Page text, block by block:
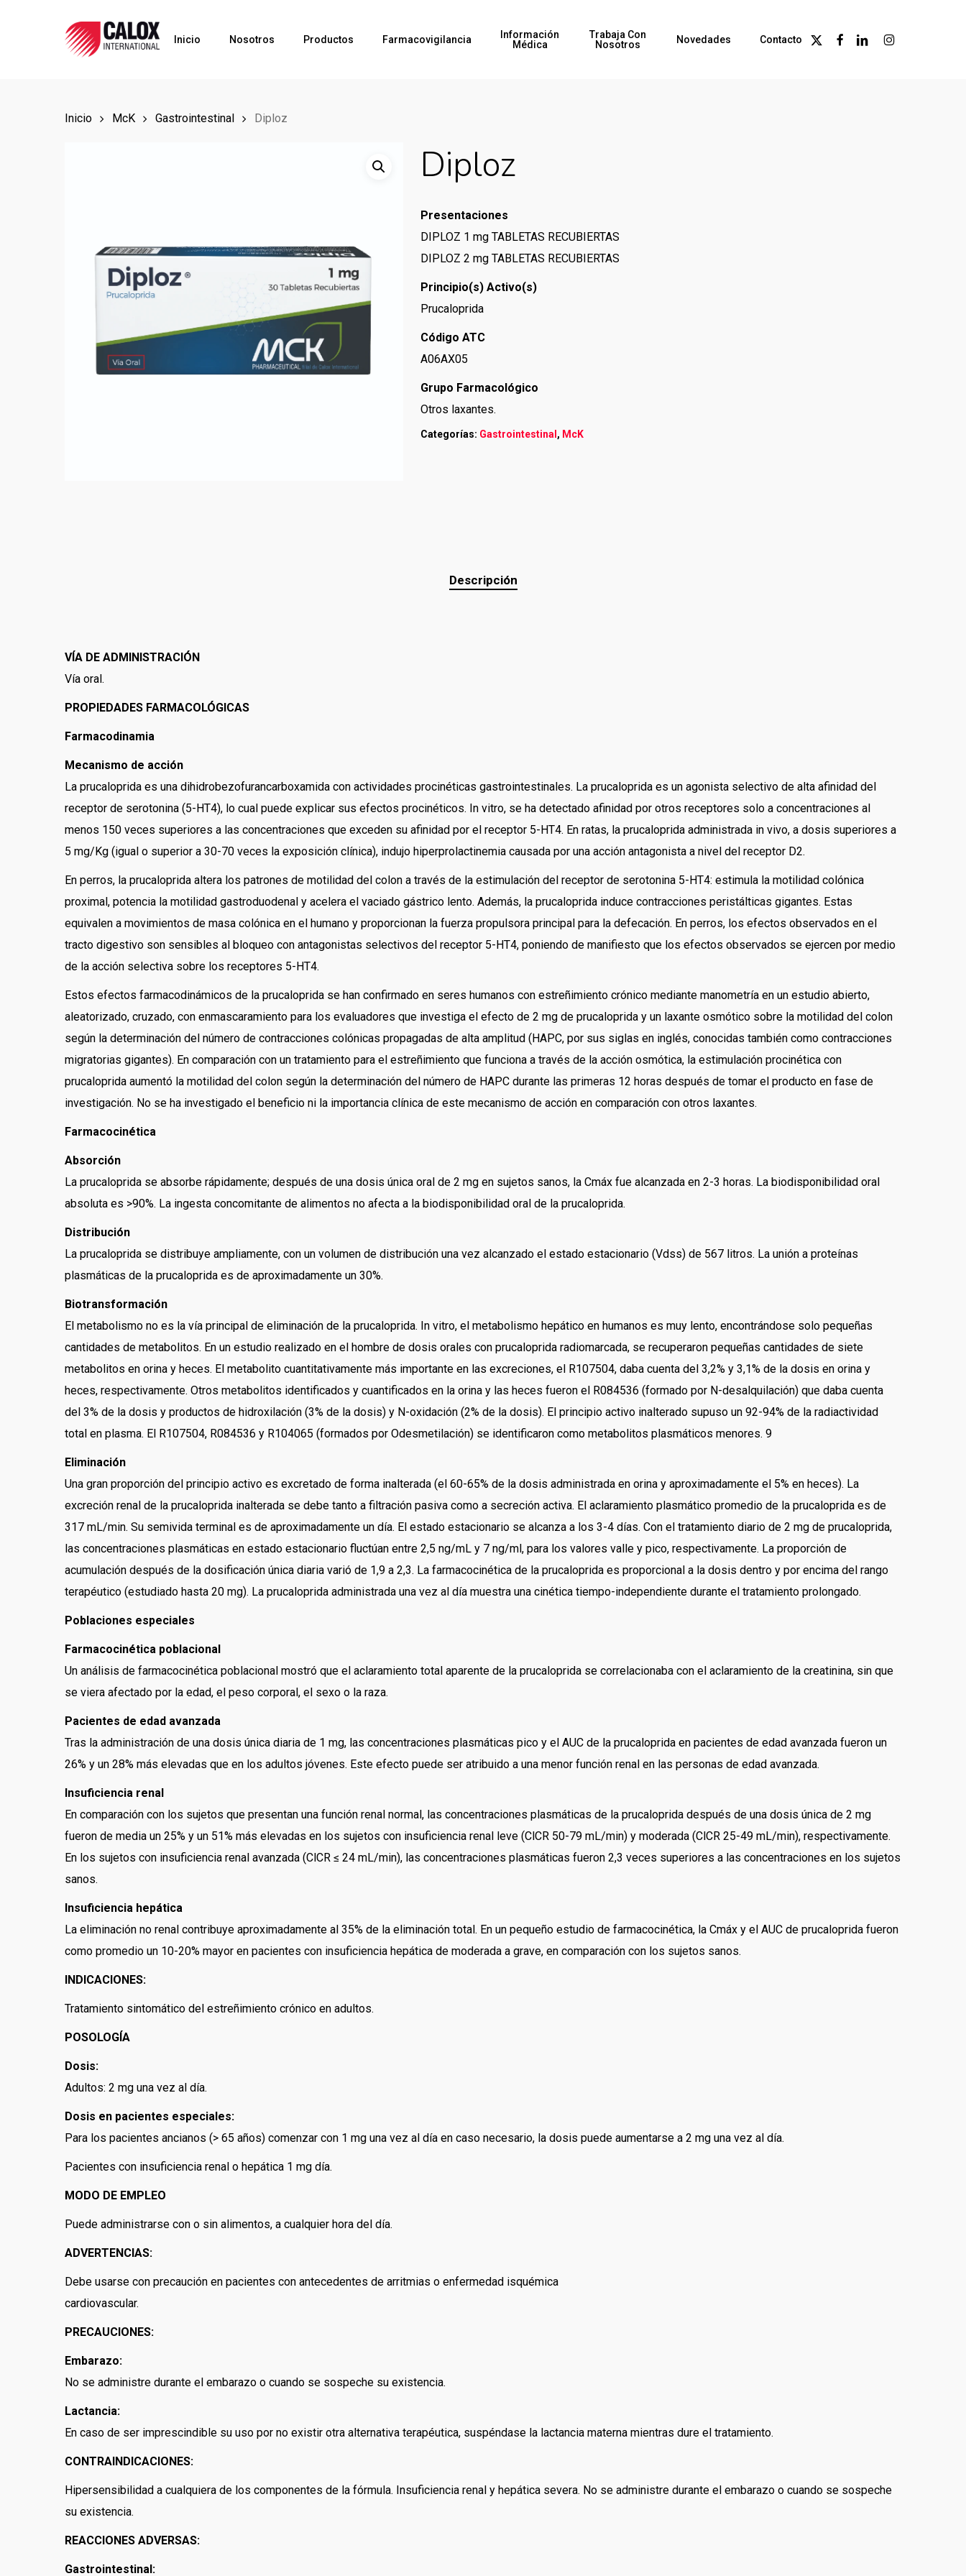
Inicio Nosotros Productos Farmacovigilancia
Información
Médica
Trabaja Con
Nosotros
Novedades Contacto
X-
Twitter
FacebookLinkedinInstagram
Inicio McK Gastrointestinal Diploz
Diploz
Presentaciones
DIPLOZ 1 mg TABLETAS RECUBIERTAS
DIPLOZ 2 mg TABLETAS RECUBIERTAS
Principio(s) Activo(s)
Prucaloprida
Código ATC
A06AX05
Grupo Farmacológico
Otros laxantes.
Categorías: Gastrointestinal , McK
Descripción
VÍA DE ADMINISTRACIÓN
Vía oral.
PROPIEDADES FARMACOLÓGICAS
Farmacodinamia
Mecanismo de acción
La prucaloprida es una dihidrobezofurancarboxamida con actividades procinéticas gastrointestinales. La prucaloprida es un agonista selectivo de alta afinidad del
receptor de serotonina (5-HT4), lo cual puede explicar sus efectos procinéticos. In vitro, se ha detectado afinidad por otros receptores solo a concentraciones al
menos 150 veces superiores a las concentraciones que exceden su afinidad por el receptor 5-HT4. En ratas, la prucaloprida administrada in vivo, a dosis superiores a
5 mg/Kg (igual o superior a 30-70 veces la exposición clínica), indujo hiperprolactinemia causada por una acción antagonista a nivel del receptor D2.
En perros, la prucaloprida altera los patrones de motilidad del colon a través de la estimulación del receptor de serotonina 5-HT4: estimula la motilidad colónica
proximal, potencia la motilidad gastroduodenal y acelera el vaciado gástrico lento. Además, la prucaloprida induce contracciones peristálticas gigantes. Estas
equivalen a movimientos de masa colónica en el humano y proporcionan la fuerza propulsora principal para la defecación. En perros, los efectos observados en el
tracto digestivo son sensibles al bloqueo con antagonistas selectivos del receptor 5-HT4, poniendo de manifiesto que los efectos observados se ejercen por medio
de la acción selectiva sobre los receptores 5-HT4.
Estos efectos farmacodinámicos de la prucaloprida se han confirmado en seres humanos con estreñimiento crónico mediante manometría en un estudio abierto,
aleatorizado, cruzado, con enmascaramiento para los evaluadores que investiga el efecto de 2 mg de prucaloprida y un laxante osmótico sobre la motilidad del colon
según la determinación del número de contracciones colónicas propagadas de alta amplitud (HAPC, por sus siglas en inglés, conocidas también como contracciones
migratorias gigantes). En comparación con un tratamiento para el estreñimiento que funciona a través de la acción osmótica, la estimulación procinética con
prucaloprida aumentó la motilidad del colon según la determinación del número de HAPC durante las primeras 12 horas después de tomar el producto en fase de
investigación. No se ha investigado el beneficio ni la importancia clínica de este mecanismo de acción en comparación con otros laxantes.
Farmacocinética
Absorción
La prucaloprida se absorbe rápidamente; después de una dosis única oral de 2 mg en sujetos sanos, la Cmáx fue alcanzada en 2-3 horas. La biodisponibilidad oral
absoluta es >90%. La ingesta concomitante de alimentos no afecta a la biodisponibilidad oral de la prucaloprida.
Distribución
La prucaloprida se distribuye ampliamente, con un volumen de distribución una vez alcanzado el estado estacionario (Vdss) de 567 litros. La unión a proteínas
plasmáticas de la prucaloprida es de aproximadamente un 30%.
Biotransformación
El metabolismo no es la vía principal de eliminación de la prucaloprida. In vitro, el metabolismo hepático en humanos es muy lento, encontrándose solo pequeñas
cantidades de metabolitos. En un estudio realizado en el hombre de dosis orales con prucaloprida radiomarcada, se recuperaron pequeñas cantidades de siete
metabolitos en orina y heces. El metabolito cuantitativamente más importante en las excreciones, el R107504, daba cuenta del 3,2% y 3,1% de la dosis en orina y
heces, respectivamente. Otros metabolitos identificados y cuantificados en la orina y las heces fueron el R084536 (formado por N-desalquilación) que daba cuenta
del 3% de la dosis y productos de hidroxilación (3% de la dosis) y N-oxidación (2% de la dosis). El principio activo inalterado supuso un 92-94% de la radiactividad
total en plasma. El R107504, R084536 y R104065 (formados por Odesmetilación) se identificaron como metabolitos plasmáticos menores. 9
Eliminación
Una gran proporción del principio activo es excretado de forma inalterada (el 60-65% de la dosis administrada en orina y aproximadamente el 5% en heces). La
excreción renal de la prucaloprida inalterada se debe tanto a filtración pasiva como a secreción activa. El aclaramiento plasmático promedio de la prucaloprida es de
317 mL/min. Su semivida terminal es de aproximadamente un día. El estado estacionario se alcanza a los 3-4 días. Con el tratamiento diario de 2 mg de prucaloprida,
las concentraciones plasmáticas en estado estacionario fluctúan entre 2,5 ng/mL y 7 ng/ml, para los valores valle y pico, respectivamente. La proporción de
acumulación después de la dosificación única diaria varió de 1,9 a 2,3. La farmacocinética de la prucaloprida es proporcional a la dosis dentro y por encima del rango
terapéutico (estudiado hasta 20 mg). La prucaloprida administrada una vez al día muestra una cinética tiempo-independiente durante el tratamiento prolongado.
Poblaciones especiales
Farmacocinética poblacional
Un análisis de farmacocinética poblacional mostró que el aclaramiento total aparente de la prucaloprida se correlacionaba con el aclaramiento de la creatinina, sin que
se viera afectado por la edad, el peso corporal, el sexo o la raza.
Pacientes de edad avanzada
Tras la administración de una dosis única diaria de 1 mg, las concentraciones plasmáticas pico y el AUC de la prucaloprida en pacientes de edad avanzada fueron un
26% y un 28% más elevadas que en los adultos jóvenes. Este efecto puede ser atribuido a una menor función renal en las personas de edad avanzada.
Insuficiencia renal
En comparación con los sujetos que presentan una función renal normal, las concentraciones plasmáticas de la prucaloprida después de una dosis única de 2 mg
fueron de media un 25% y un 51% más elevadas en los sujetos con insuficiencia renal leve (ClCR 50-79 mL/min) y moderada (ClCR 25-49 mL/min), respectivamente.
En los sujetos con insuficiencia renal avanzada (ClCR ≤ 24 mL/min), las concentraciones plasmáticas fueron 2,3 veces superiores a las concentraciones en los sujetos
sanos.
Insuficiencia hepática
La eliminación no renal contribuye aproximadamente al 35% de la eliminación total. En un pequeño estudio de farmacocinética, la Cmáx y el AUC de prucaloprida fueron
como promedio un 10-20% mayor en pacientes con insuficiencia hepática de moderada a grave, en comparación con los sujetos sanos.
INDICACIONES:
Tratamiento sintomático del estreñimiento crónico en adultos.
POSOLOGÍA
Dosis:
Adultos: 2 mg una vez al día.
Dosis en pacientes especiales:
Para los pacientes ancianos (> 65 años) comenzar con 1 mg una vez al día en caso necesario, la dosis puede aumentarse a 2 mg una vez al día.
Pacientes con insuficiencia renal o hepática 1 mg día.
MODO DE EMPLEO
Puede administrarse con o sin alimentos, a cualquier hora del día.
ADVERTENCIAS:
Debe usarse con precaución en pacientes con antecedentes de arritmias o enfermedad isquémica
cardiovascular.
PRECAUCIONES:
Embarazo:
No se administre durante el embarazo o cuando se sospeche su existencia.
Lactancia:
En caso de ser imprescindible su uso por no existir otra alternativa terapéutica, suspéndase la lactancia materna mientras dure el tratamiento.
CONTRAINDICACIONES:
Hipersensibilidad a cualquiera de los componentes de la fórmula. Insuficiencia renal y hepática severa. No se administre durante el embarazo o cuando se sospeche
su existencia.
REACCIONES ADVERSAS:
Gastrointestinal: